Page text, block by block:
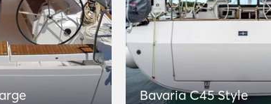
Bavaria C45 Style